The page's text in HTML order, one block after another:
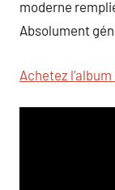
moderne
Absolument
Achetez